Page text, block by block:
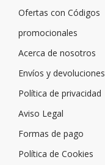
Ofertas con Códigos
promocionales
Acerca de nosotros
Envíos y devoluciones
Política de privacidad
Aviso Legal
Formas de pago
Política de Cookies